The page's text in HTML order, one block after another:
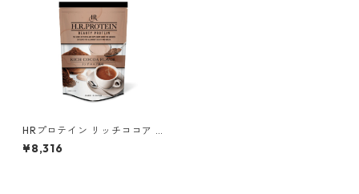
HRプロテイン リッチココア 5
00g
¥8,316